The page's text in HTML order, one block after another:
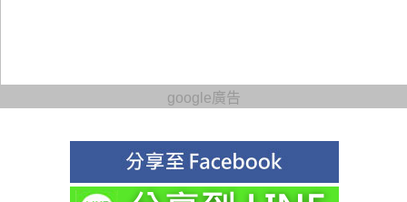
google廣告